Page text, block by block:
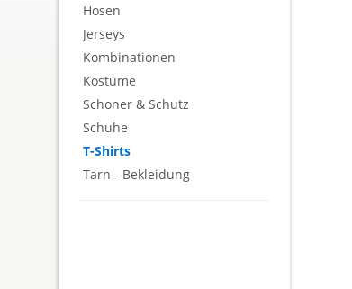
Hosen
Jerseys
Kombinationen
Kostüme
Schoner & Schutz
Schuhe
T-Shirts
Tarn - Bekleidung